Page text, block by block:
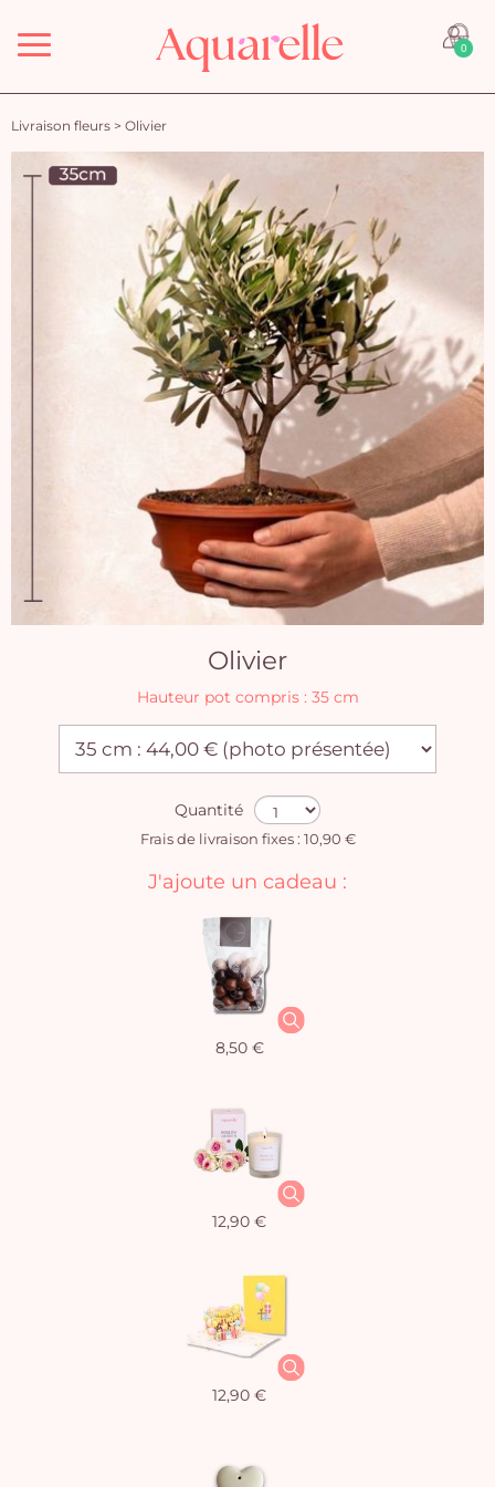
Menu 0
Livraison fleurs > Olivier
Olivier
Hauteur pot compris : 35 cm
Quantité
Frais de livraison fixes : 10,90 €
J'ajoute un cadeau :
8,50 €
12,90 €
12,90 €